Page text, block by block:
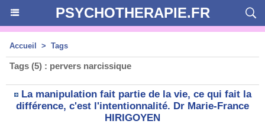
PSYCHOTHERAPIE.FR
Accueil > Tags
Tags (5) : pervers narcissique
La manipulation fait partie de la vie, ce qui fait la
différence, c'est l'intentionnalité. Dr Marie-France
HIRIGOYEN